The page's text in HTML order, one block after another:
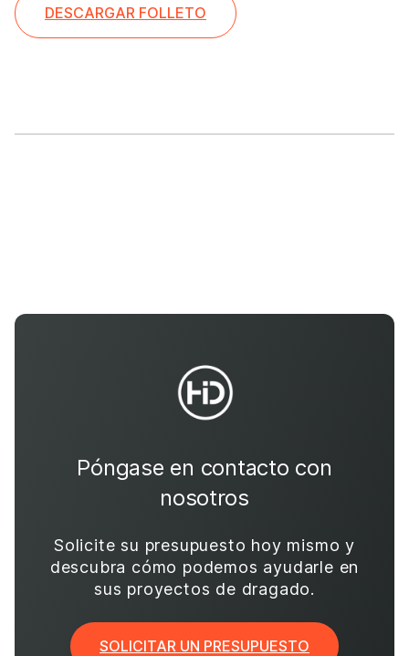
DESCARGAR FOLLETO
Póngase en contacto con
nosotros
Solicite su presupuesto hoy mismo y
descubra cómo podemos ayudarle en
sus proyectos de dragado.
SOLICITAR UN PRESUPUESTO